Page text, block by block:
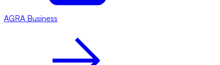
AGRA Business